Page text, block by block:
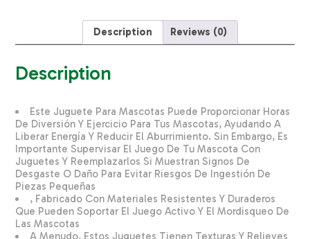
Description Reviews (0)
Description
Este Juguete Para Mascotas Puede Proporcionar Horas
De Diversión Y Ejercicio Para Tus Mascotas, Ayudando A
Liberar Energía Y Reducir El Aburrimiento. Sin Embargo, Es
Importante Supervisar El Juego De Tu Mascota Con
Juguetes Y Reemplazarlos Si Muestran Signos De
Desgaste O Daño Para Evitar Riesgos De Ingestión De
Piezas Pequeñas
, Fabricado Con Materiales Resistentes Y Duraderos
Que Pueden Soportar El Juego Activo Y El Mordisqueo De
Las Mascotas
A Menudo, Estos Juguetes Tienen Texturas Y Relieves